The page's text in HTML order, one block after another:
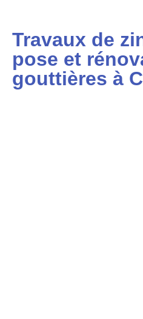
Travaux de
pose et
gouttières à